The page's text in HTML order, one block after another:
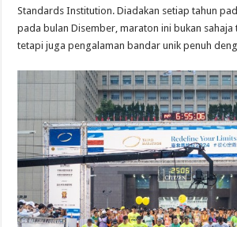
Standards Institution. Diadakan setiap tahun
pada bulan Disember, maraton ini bukan sahaja
tetapi juga pengalaman bandar unik penuh